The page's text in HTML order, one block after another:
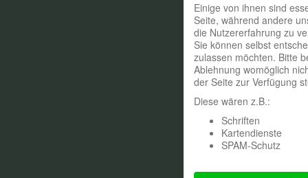
Einige von ihnen sind
Seite, während andere
die Nutzererfahrung zu
Sie können selbst
zulassen möchten. Bitte
Ablehnung womöglich
der Seite zur Verfügung
Diese wären z.B.:
Schriften
Kartendienste
SPAM-Schutz